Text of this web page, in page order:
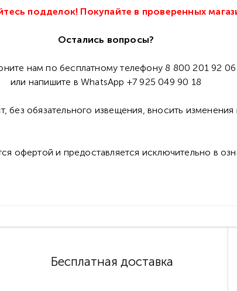
подделок! Покупайте в проверенных
Остались вопросы?
нам по бесплатному телефону 8 800 201 92 06
или напишите в WhatsApp +7 925 049 90 18
обязательного извещения, вносить
офертой и предоставляется исключительно в
Бесплатная доставка